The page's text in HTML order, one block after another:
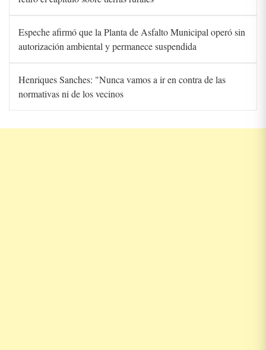
Espeche afirmó que la Planta de Asfalto Municipal operó sin
autorización ambiental y permanece suspendida
Henriques Sanches: "Nunca vamos a ir en contra de las
normativas ni de los vecinos